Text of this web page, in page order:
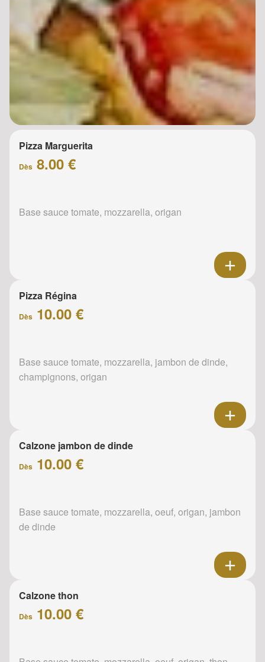
Pizza Marguerita
Dès 8.00 €
Base sauce tomate, mozzarella, origan
Pizza Régina
Dès 10.00 €
Base sauce tomate, mozzarella, jambon de dinde,
champignons, origan
Calzone jambon de dinde
Dès 10.00 €
Base sauce tomate, mozzarella, oeuf, origan, jambon
de dinde
Calzone thon
Dès 10.00 €